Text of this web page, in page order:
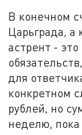
В конечном
Царьграда, а
астрент -
для
конкретном
рублей, но
неделю, пока